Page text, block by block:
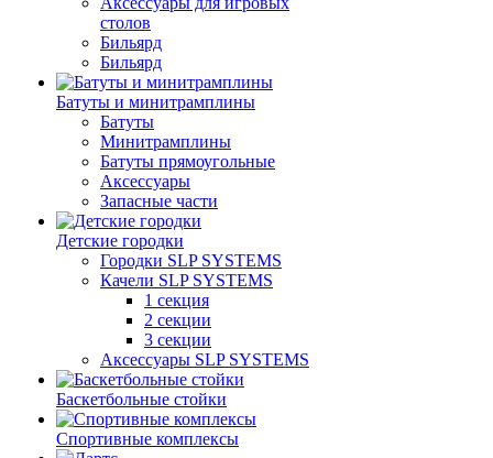
столов
Бильяpд
Бильяpд
Батуты и минитрамплины
Батуты
Минитрамплины
Батуты прямоугольные
Аксессуары
Запасные части
Детские городки
Городки SLP SYSTEMS
Качели SLP SYSTEMS
1 секция
2 секции
3 секции
Аксессуары SLP SYSTEMS
Баскетбольные стойки
Спортивные комплексы